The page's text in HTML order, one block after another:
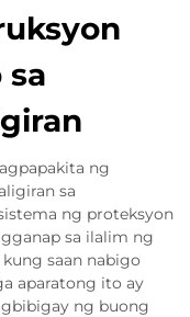
sa
ng
sa
ng proteksyon
sa ilalim ng
saan nabigo
aparatong ito ay
ng buong